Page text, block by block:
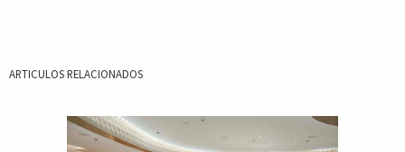
ARTICULOS RELACIONADOS